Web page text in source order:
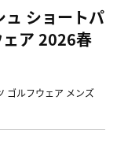
ショートパ
ア 2026春
ゴルフウェア メンズ